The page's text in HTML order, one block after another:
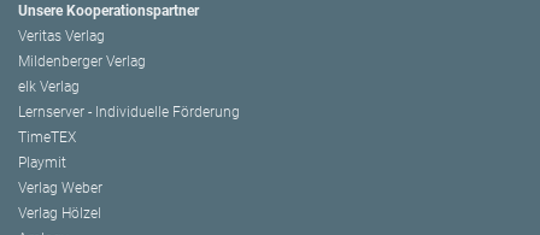
Unsere Kooperationspartner
Veritas Verlag
Mildenberger Verlag
elk Verlag
Lernserver - Individuelle Förderung
TimeTEX
Playmit
Verlag Weber
Verlag Hölzel